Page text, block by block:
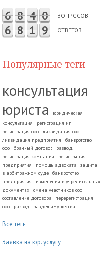
6 8 4 0 ВОПРОСОВ
6 8 1 9 ОТВЕТОВ
Популярные теги
консультация
юриста
юридическая
консультация
регистрация ип
регистрация ооо
ликвидация ооо
ликвидация предприятия
банкротство
ооо
брачный договор
развод.
регистрация компании
регистрация
предприятия
помощь адвоката
защита
в арбитражном суде
банкротство
предприятия
изменения в учредительных
документах
смена участников ооо
составление договора
перерегистрация
ооо
развод раздел имущества
Все теги
Заявка на юр. услугу